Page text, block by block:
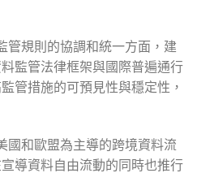
管規則的協調和統一方面，建
監管法律框架與國際普遍通行
管措施的可預見性與穩定性，
國和歐盟為主導的跨境資料流
導資料自由流動的同時也推行